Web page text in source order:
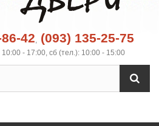
42, (093) 135-25-75
- 17:00, сб (тел.): 10:00 - 15:00